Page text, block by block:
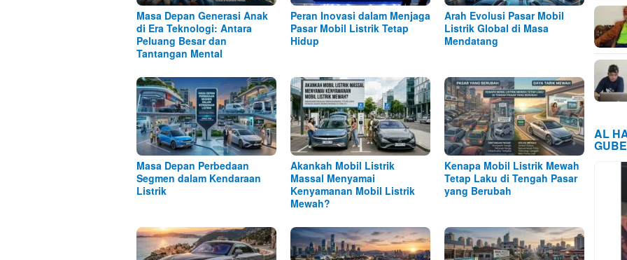
Masa Depan Generasi Anak
di Era Teknologi: Antara
Peluang Besar dan
Tantangan Mental
Peran Inovasi dalam Menjaga
Pasar Mobil Listrik Tetap
Hidup
Arah Evolusi Pasar Mobil
Listrik Global di Masa
Mendatang
Masa Depan Perbedaan
Segmen dalam Kendaraan
Listrik
Akankah Mobil Listrik
Massal Menyamai
Kenyamanan Mobil Listrik
Mewah?
Kenapa Mobil Listrik Mewah
Tetap Laku di Tengah Pasar
yang Berubah
AL